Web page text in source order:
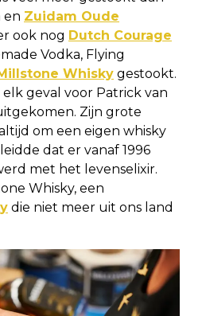
en Zuidam Oude
ook nog Dutch Courage
Vodka, Flying
Whisky gestookt.
elk geval voor Patrick van
Zijn grote
om een eigen whisky
dat er vanaf 1996
met het levenselixir.
Whisky, een
die niet meer uit ons land